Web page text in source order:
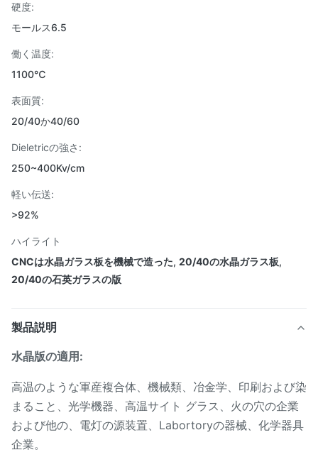
硬度:
モールス6.5
働く温度:
1100℃
表面質:
20/40か40/60
Dieletricの強さ:
250~400Kv/cm
軽い伝送:
>92%
ハイライト
CNCは水晶ガラス板を機械で造った, 20/40の水晶ガラス板,
20/40の石英ガラスの版
製品説明
水晶版の適用:
高温のような軍産複合体、機械類、冶金学、印刷および染
まること、光学機器、高温サイト グラス、火の穴の企業
および他の、電灯の源装置、Labortoryの器械、化学器具
企業。